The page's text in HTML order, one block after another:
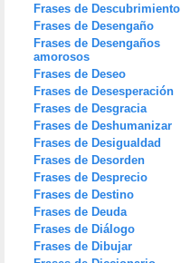
Frases de Descubrimiento
Frases de Desengaño
Frases de Desengaños
amorosos
Frases de Deseo
Frases de Desesperación
Frases de Desgracia
Frases de Deshumanizar
Frases de Desigualdad
Frases de Desorden
Frases de Desprecio
Frases de Destino
Frases de Deuda
Frases de Diálogo
Frases de Dibujar